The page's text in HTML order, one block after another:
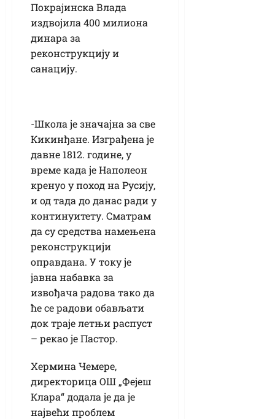
Покрајинска Влада
издвојила 400 милиона
динара за
реконструкцију и
санацију.
-Школа је значајна за све
Кикинђане. Изграђена је
давне 1812. године, у
време када је Наполеон
кренуо у поход на Русију,
и од тада до данас ради у
континуитету. Сматрам
да су средства намењена
реконструкцији
оправдана. У току је
јавна набавка за
извођача радова тако да
ће се радови обављати
док траје летњи распуст
– рекао је Пастор.
Хермина Чемере,
директорица ОШ „Фејеш
Клара“ додала је да је
највећи проблем